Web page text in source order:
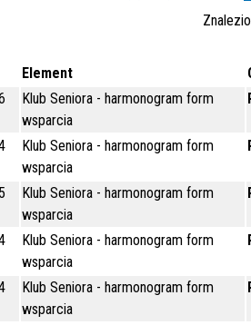
Element
Klub Seniora - harmonogram form
wsparcia
Klub Seniora - harmonogram form
wsparcia
Klub Seniora - harmonogram form
wsparcia
Klub Seniora - harmonogram form
wsparcia
Klub Seniora - harmonogram form
wsparcia